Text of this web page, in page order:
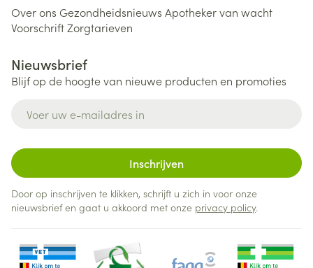
Over ons Gezondheidsnieuws Apotheker van wacht
VoorschriftZorgtarieven
Nieuwsbrief
Blijf op de hoogte van nieuwe producten en promoties
Inschrijven
Door op inschrijven te klikken, schrijft u zich in voor onze
nieuwsbrief en gaat u akkoord met onze privacy policy.